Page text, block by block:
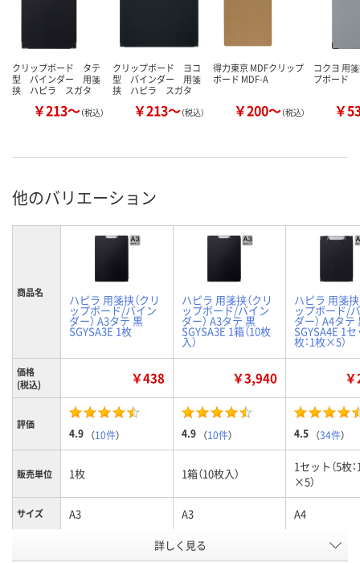
クリップボード タテ
型 バインダー 用箋
挟 ハピラ スガタ
￥213～（税込）
クリップボード ヨコ
型 バインダー 用箋
挟 ハピラ スガタ
￥213～（税込）
得力東京 MDFクリップ
ボード MDF-A
￥200～（税込）
コクヨ 用
プボード
￥
他のバリエーション
商品名 ハピラ 用箋挟（クリ
ップボード/バイン
ダー） A3タテ 黒
SGYSA3E 1枚
ハピラ 用箋挟（クリ
ップボード/バイン
ダー） A3タテ 黒
SGYSA3E 1箱（10枚
入）
ハピラ 用箋挟
ップボード/
ダー） A4タテ
SGYSA4E 1セ
枚：1枚×5）
価格
(税込)
￥438 ￥3,940
評価
4.9 （10件） 4.9 （10件） 4.5 （34件）
販売単位 1枚 1箱（10枚入）
1セット（5枚
×5）
サイズ A3 A3 A4
黒
詳しく見る